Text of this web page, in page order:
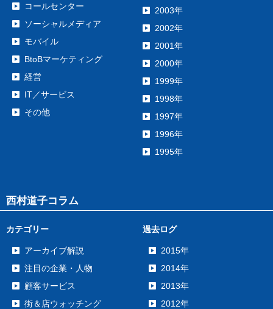
コールセンター
ソーシャルメディア
モバイル
BtoBマーケティング
経営
IT／サービス
その他
2003年
2002年
2001年
2000年
1999年
1998年
1997年
1996年
1995年
西村道子コラム
カテゴリー
アーカイブ解説
注目の企業・人物
顧客サービス
街＆店ウォッチング
過去ログ
2015年
2014年
2013年
2012年